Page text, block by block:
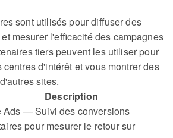
sont utilisés pour diffuser des
mesurer l'efficacité des campagnes
tiers peuvent les utiliser pour
d'intérêt et vous montrer des
sites.
Description
Ads — Suivi des conversions
pour mesurer le retour sur